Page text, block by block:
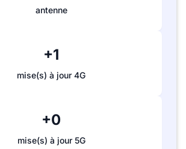
antenne
+1
mise(s) à jour 4G
+0
mise(s) à jour 5G